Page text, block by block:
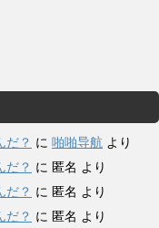
だ？ に 啪啪导航 より
だ？ に 匿名 より
だ？ に 匿名 より
だ？ に 匿名 より